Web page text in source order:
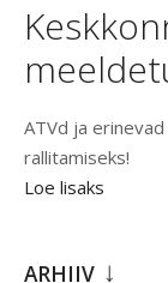
ATVd ja
rallitamiseks!
Loe lisaks
ARHIIV